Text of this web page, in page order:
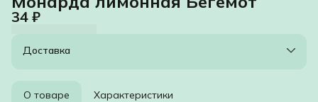
34 ₽
Доставка
О товаре Характеристики